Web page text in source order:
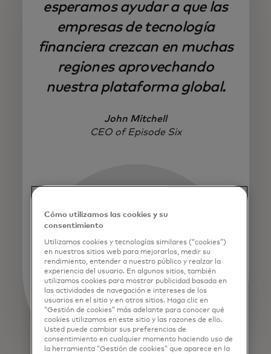
esperamos ayudar a que las
empresas de tecnología
financiera crezcan en muchas
regiones aprovechando
nuestra plataforma global.
John Mitchell
CEO of Episode Six
Cómo utilizamos las cookies y su
consentimiento
Utilizamos cookies y tecnologías similares (“cookies”)
en nuestros sitios web para mejorarlos, medir su
rendimiento, entender a nuestro público y realzar la
experiencia del usuario. En algunos sitios, también
utilizamos cookies para mostrar publicidad basada en
las actividades de navegación e intereses de los
usuarios en el sitio y en otros sitios. Haga clic en
“Gestión de cookies” más adelante para conocer qué
cookies utilizamos en este sitio y las razones de ello.
Usted puede cambiar sus preferencias de
consentimiento en cualquier momento haciendo uso de
la herramienta “Gestión de cookies” que aparece en la